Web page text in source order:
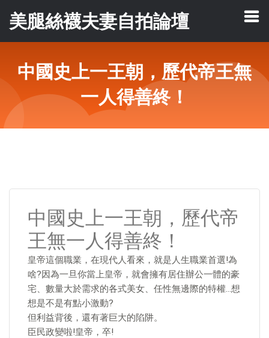
美腿絲襪夫妻自拍論壇
中國史上一王朝，歷代帝王無
一人得善終！
中國史上一王朝，歷代帝
王無一人得善終！
皇帝這個職業，在現代人看來，就是人生職業首選!為
啥?因為一旦你當上皇帝，就會擁有居住辦公一體的豪
宅、數量大於需求的各式美女、任性無邊際的特權…想
想是不是有點小激動?
但利益背後，還有著巨大的陷阱。
臣民政變啦!皇帝，卒!